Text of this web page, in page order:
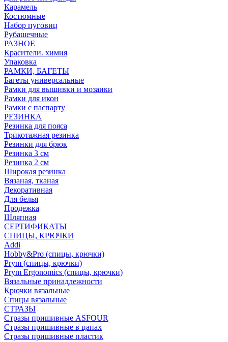
Карамель
Костюмные
Набор пуговиц
Рубашечные
РАЗНОЕ
Красители. химия
Упаковка
РАМКИ, БАГЕТЫ
Багеты универсальные
Рамки для вышивки и мозаики
Рамки для икон
Рамки с паспарту
РЕЗИНКА
Резинка для пояса
Трикотажная резинка
Резинки для брюк
Резинка 3 см
Резинка 2 см
Широкая резинка
Вязаная, тканая
Декоративная
Для белья
Продежка
Шляпная
СЕРТИФИКАТЫ
СПИЦЫ, КРЮЧКИ
Addi
Hobby&Pro (спицы, крючки)
Prym (спицы, крючки)
Prym Ergonomics (спицы, крючки)
Вязальные принадлежности
Крючки вязальные
Спицы вязальные
СТРАЗЫ
Стразы пришивные ASFOUR
Стразы пришивные в цапах
Стразы пришивные пластик